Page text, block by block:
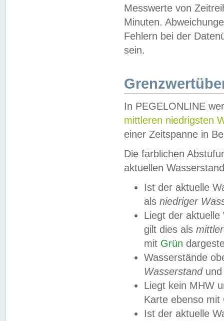
Messwerte von
Minuten.
Fehlern bei der
sein.
In PEGELONLINE
mittleren niedrigsten
einer Zeitspanne in
Die farblichen
aktuellen
Ist der aktuelle
als niedriger
Liegt der
gilt dies als
mit Grün
Wasserstände
Wasserstandund
Liegt kein MHW
Karte ebenso mit
Ist der aktuelle